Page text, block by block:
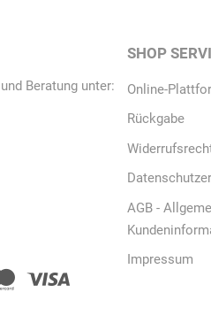
Beratung unter:
SHOP
Online-
Rückgabe
AGB -
Impressum